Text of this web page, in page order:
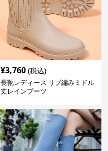
¥3,760 (税込)
長靴レディース リブ編みミドル
丈レインブーツ